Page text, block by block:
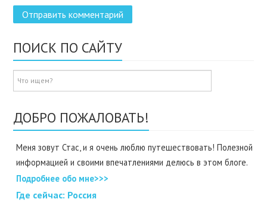
ПОИСК ПО САЙТУ
ДОБРО ПОЖАЛОВАТЬ!
Меня зовут Стас, и я очень люблю путешествовать! Полезной
информацией и своими впечатлениями делюсь в этом блоге.
Подробнее обо мне>>>
Где cейчас: Россия